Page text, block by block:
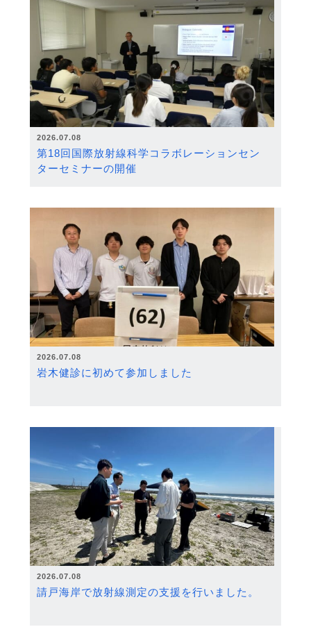
2026.07.08
第18回国際放射線科学コラボレーションセン
ターセミナーの開催
2026.07.08
岩木健診に初めて参加しました
2026.07.08
請戸海岸で放射線測定の支援を行いました。